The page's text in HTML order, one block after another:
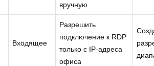
вручную
Входящее
Разрешить
подключение к RDP
только с IP-адреса
офиса